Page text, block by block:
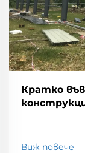
Кратко
Виж повече